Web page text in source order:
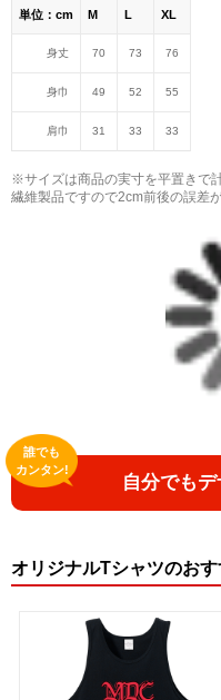
単位：cm M L XL
身丈 70 73 76
身巾 49 52 55
肩巾 31 33 33
※サイズは商品の実寸を平置きで
繊維製品ですので2cm前後の誤差
自分でも
誰でも
カンタン!
オリジナルTシャツのお